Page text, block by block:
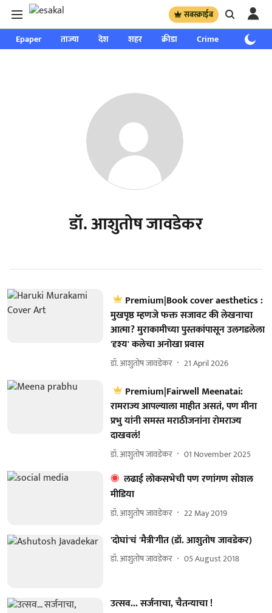
सबस्क्राईब
Epaper ताज्या देश शहर क्रीडा Crime साप्ताहिक
डॉ. आशुतोष जावडेकर
Premium|Book cover aesthetics :
मुखपृष्ठ म्हणजे फक्त सजावट की लेखनाचा
आत्मा? मुराकामीच्या पुस्तकांपासून उलगडलेला
'दृश्य' कलेचा अनोखा प्रवास
डॉ. आशुतोष जावडेकर 21 April 2026
Premium|Fairwell Meenatai:
रामराज्य आपल्याला माहीत असतं, पण मीना
प्रभु यांनी समस्त मराठीजनांना रोमराज्य
दाखवलं!
डॉ. आशुतोष जावडेकर 01 November 2025
लढाई लोकसभेची पण रणांगण सोशल
मीडिया
डॉ. आशुतोष जावडेकर 22 May 2019
'दोघां'चं 'मैत्री'गीत (डॉ. आशुतोष जावडेकर)
डॉ. आशुतोष जावडेकर 05 August 2018
उत्सव... सर्जनाचा, चैतन्याचा !